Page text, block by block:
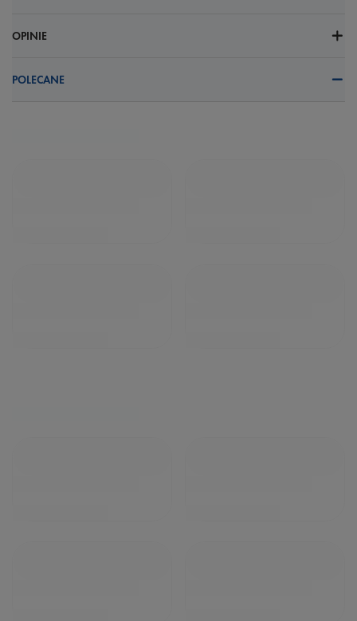
OPINIE
POLECANE